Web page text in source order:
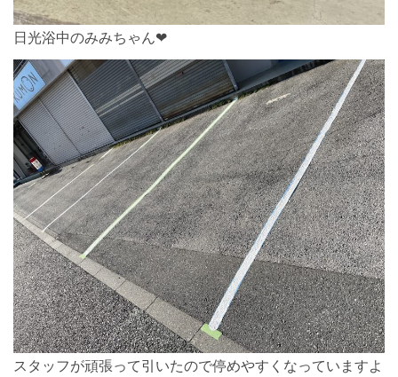
日光浴中のみみちゃん❤︎
スタッフが頑張って引いたので停めやすくなっていますよ